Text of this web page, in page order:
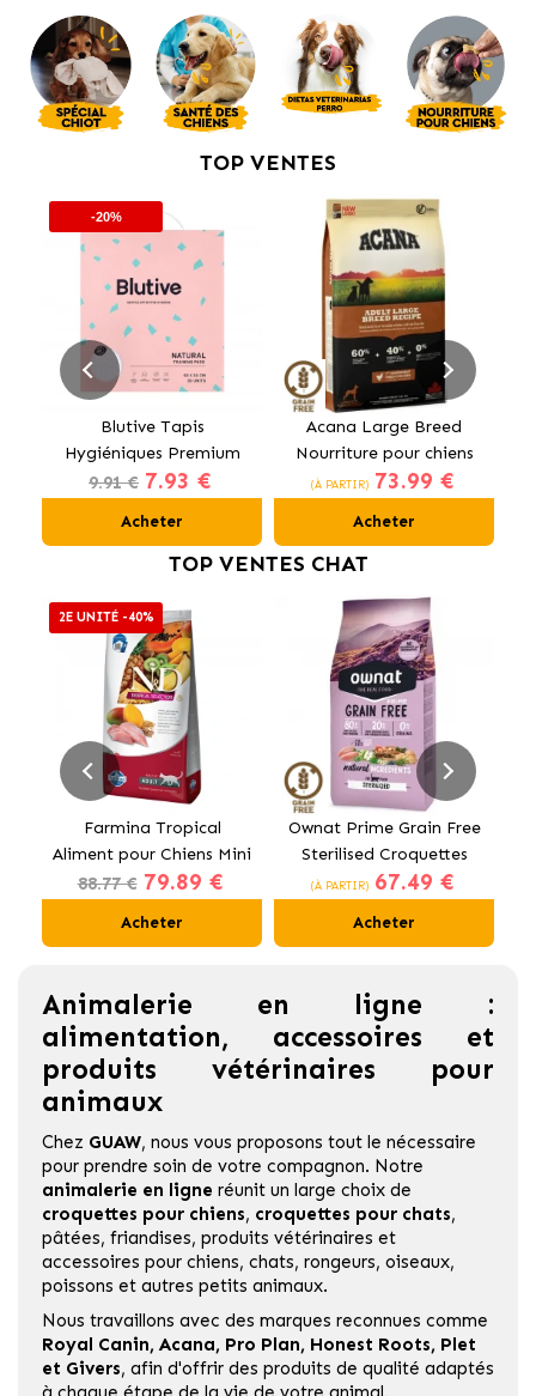
TOP VENTES
-20%
Blutive Tapis
Hygiéniques Premium
pour Chiens 60x60 cm
9.91 € 7.93 €
Acheter
Acana Large Breed
Nourriture pour chiens
de grandes races au
(À PARTIR) 73.99 €
Acheter
TOP VENTES CHAT
2E UNITÉ -40%
Farmina Tropical
Aliment pour Chiens Mini
au Poulet
88.77 € 79.89 €
Acheter
Ownat Prime Grain Free
Sterilised Croquettes
pour Chats Stérilisés
(À PARTIR) 67.49 €
Acheter
Animalerie en ligne :
alimentation, accessoires et
produits vétérinaires pour
animaux
Chez GUAW, nous vous proposons tout le nécessaire
pour prendre soin de votre compagnon. Notre
animalerie en ligne réunit un large choix de
croquettes pour chiens, croquettes pour chats,
pâtées, friandises, produits vétérinaires et
accessoires pour chiens, chats, rongeurs, oiseaux,
poissons et autres petits animaux.
Nous travaillons avec des marques reconnues comme
Royal Canin, Acana, Pro Plan, Honest Roots, Plet
et Givers, afin d'offrir des produits de qualité adaptés